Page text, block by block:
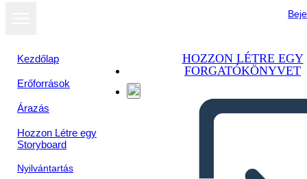
Kezdőlap
Erőforrások
Árazás
Hozzon Létre egy
Storyboard
Nyilvántartás
HOZZON LÉTRE EGY
FORGATÓKÖNYVET